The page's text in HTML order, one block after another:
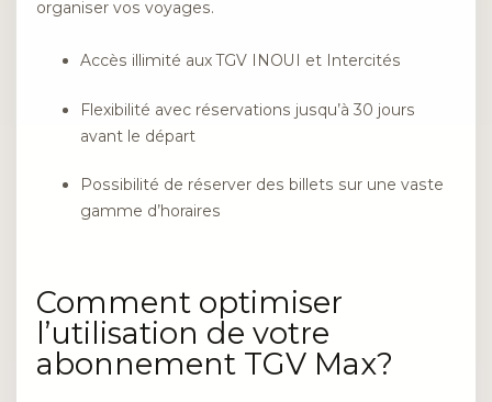
organiser vos voyages.
Accès illimité aux TGV INOUI et Intercités
Flexibilité avec réservations jusqu’à 30 jours
avant le départ
Possibilité de réserver des billets sur une vaste
gamme d’horaires
Comment optimiser
l’utilisation de votre
abonnement TGV Max?